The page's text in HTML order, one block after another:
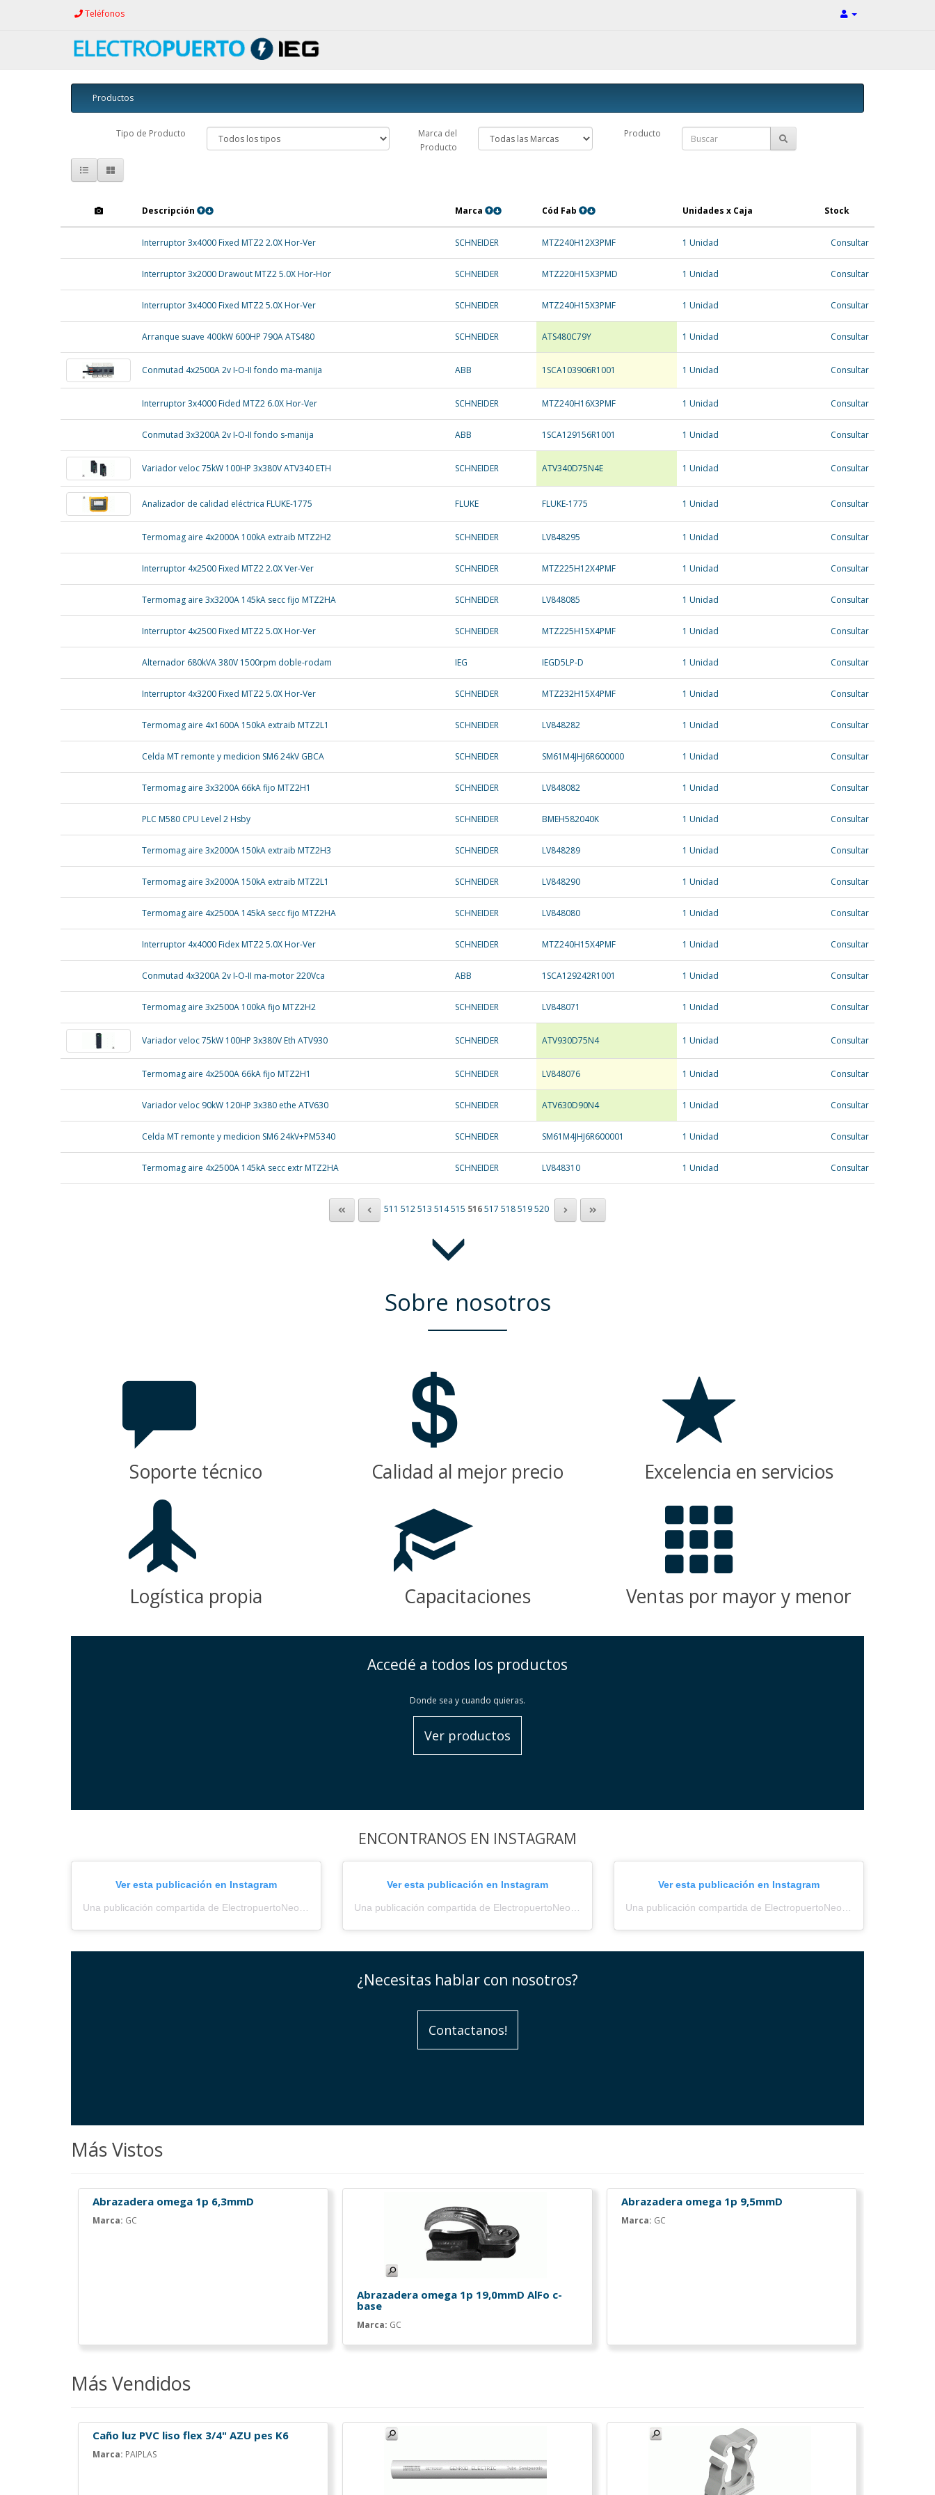
Teléfonos
Productos
Tipo de Producto
Marca del
Producto
Producto
Descripción Marca Cód Fab Unidades x Caja Stock
Interruptor 3x4000 Fixed MTZ2 2.0X Hor-Ver SCHNEIDER MTZ240H12X3PMF 1 Unidad Consultar
Interruptor 3x2000 Drawout MTZ2 5.0X Hor-Hor SCHNEIDER MTZ220H15X3PMD 1 Unidad Consultar
Interruptor 3x4000 Fixed MTZ2 5.0X Hor-Ver SCHNEIDER MTZ240H15X3PMF 1 Unidad Consultar
Arranque suave 400kW 600HP 790A ATS480 SCHNEIDER ATS480C79Y 1 Unidad Consultar
Conmutad 4x2500A 2v I-O-II fondo ma-manija ABB 1SCA103906R1001 1 Unidad Consultar
Interruptor 3x4000 Fided MTZ2 6.0X Hor-Ver SCHNEIDER MTZ240H16X3PMF 1 Unidad Consultar
Conmutad 3x3200A 2v I-O-II fondo s-manija ABB 1SCA129156R1001 1 Unidad Consultar
Variador veloc 75kW 100HP 3x380V ATV340 ETH SCHNEIDER ATV340D75N4E 1 Unidad Consultar
Analizador de calidad eléctrica FLUKE-1775 FLUKE FLUKE-1775 1 Unidad Consultar
Termomag aire 4x2000A 100kA extraib MTZ2H2 SCHNEIDER LV848295 1 Unidad Consultar
Interruptor 4x2500 Fixed MTZ2 2.0X Ver-Ver SCHNEIDER MTZ225H12X4PMF 1 Unidad Consultar
Termomag aire 3x3200A 145kA secc fijo MTZ2HA SCHNEIDER LV848085 1 Unidad Consultar
Interruptor 4x2500 Fixed MTZ2 5.0X Hor-Ver SCHNEIDER MTZ225H15X4PMF 1 Unidad Consultar
Alternador 680kVA 380V 1500rpm doble-rodam IEG IEGD5LP-D 1 Unidad Consultar
Interruptor 4x3200 Fixed MTZ2 5.0X Hor-Ver SCHNEIDER MTZ232H15X4PMF 1 Unidad Consultar
Termomag aire 4x1600A 150kA extraib MTZ2L1 SCHNEIDER LV848282 1 Unidad Consultar
Celda MT remonte y medicion SM6 24kV GBCA SCHNEIDER SM61M4JHJ6R600000 1 Unidad Consultar
Termomag aire 3x3200A 66kA fijo MTZ2H1 SCHNEIDER LV848082 1 Unidad Consultar
PLC M580 CPU Level 2 Hsby SCHNEIDER BMEH582040K 1 Unidad Consultar
Termomag aire 3x2000A 150kA extraib MTZ2H3 SCHNEIDER LV848289 1 Unidad Consultar
Termomag aire 3x2000A 150kA extraib MTZ2L1 SCHNEIDER LV848290 1 Unidad Consultar
Termomag aire 4x2500A 145kA secc fijo MTZ2HA SCHNEIDER LV848080 1 Unidad Consultar
Interruptor 4x4000 Fidex MTZ2 5.0X Hor-Ver SCHNEIDER MTZ240H15X4PMF 1 Unidad Consultar
Conmutad 4x3200A 2v I-O-II ma-motor 220Vca ABB 1SCA129242R1001 1 Unidad Consultar
Termomag aire 3x2500A 100kA fijo MTZ2H2 SCHNEIDER LV848071 1 Unidad Consultar
Variador veloc 75kW 100HP 3x380V Eth ATV930 SCHNEIDER ATV930D75N4 1 Unidad Consultar
Termomag aire 4x2500A 66kA fijo MTZ2H1 SCHNEIDER LV848076 1 Unidad Consultar
Variador veloc 90kW 120HP 3x380 ethe ATV630 SCHNEIDER ATV630D90N4 1 Unidad Consultar
Celda MT remonte y medicion SM6 24kV+PM5340 SCHNEIDER SM61M4JHJ6R600001 1 Unidad Consultar
Termomag aire 4x2500A 145kA secc extr MTZ2HA SCHNEIDER LV848310 1 Unidad Consultar
511 512513 514515 516517 518519520
Sobre nosotros
Soporte técnico Calidad al mejor precio Excelencia en servicios
Logística propia Capacitaciones Ventas por mayor y menor
Accedé a todos los productos
Donde sea y cuando quieras.
Ver productos
ENCONTRANOS EN INSTAGRAM
Ver esta publicación en Instagram
Una publicación compartida de ElectropuertoNeored (@electropuerto_)
Ver esta publicación en Instagram
Una publicación compartida de ElectropuertoNeored (@electropuerto_)
Ver esta publicación en Instagram
Una publicación compartida de ElectropuertoNeored (@electropuerto_)
¿Necesitas hablar con nosotros?
Contactanos!
Más Vistos
Abrazadera omega 1p 6,3mmD
Marca: GC
Abrazadera omega 1p 19,0mmD AlFo c-
base
Marca: GC
Abrazadera omega 1p 9,5mmD
Marca: GC
Más Vendidos
Caño luz PVC liso flex 3/4" AZU pes K6
Marca: PAIPLAS